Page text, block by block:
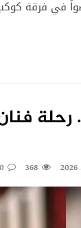
في فرقة
رحلة
368
0